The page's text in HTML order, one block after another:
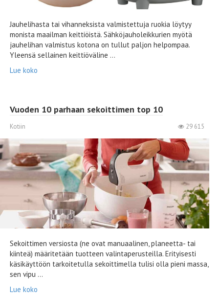
Jauhelihasta tai vihanneksista valmistettuja ruokia löytyy
monista maailman keittiöistä. Sähköjauholeikkurien myötä
jauhelihan valmistus kotona on tullut paljon helpompaa.
Yleensä sellainen keittiöväline ...
Lue koko
Vuoden 10 parhaan sekoittimen top 10
Kotiin 29 615
Sekoittimen versiosta (ne ovat manuaalinen, planeetta- tai
kiinteä) määritetään tuotteen valintaperusteilla. Erityisesti
käsikäyttöön tarkoitetulla sekoittimella tulisi olla pieni massa,
sen vipu ...
Lue koko